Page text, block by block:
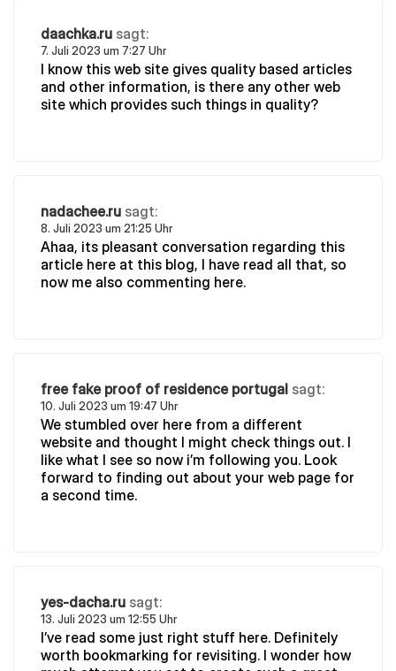
daachka.ru sagt:
7. Juli 2023 um 7:27 Uhr
I know this web site gives quality based articles
and other information, is there any other web
site which provides such things in quality?
nadachee.ru sagt:
8. Juli 2023 um 21:25 Uhr
Ahaa, its pleasant conversation regarding this
article here at this blog, I have read all that, so
now me also commenting here.
free fake proof of residence portugal sagt:
10. Juli 2023 um 19:47 Uhr
We stumbled over here from a different
website and thought I might check things out. I
like what I see so now i’m following you. Look
forward to finding out about your web page for
a second time.
yes-dacha.ru sagt:
13. Juli 2023 um 12:55 Uhr
I’ve read some just right stuff here. Definitely
worth bookmarking for revisiting. I wonder how